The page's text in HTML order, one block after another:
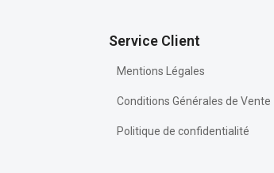
Service Client
Mentions Légales
Conditions Générales de Vente
Politique de confidentialité